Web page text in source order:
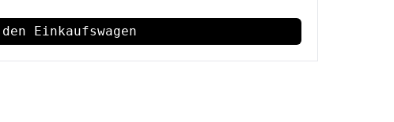
Einkaufswagen